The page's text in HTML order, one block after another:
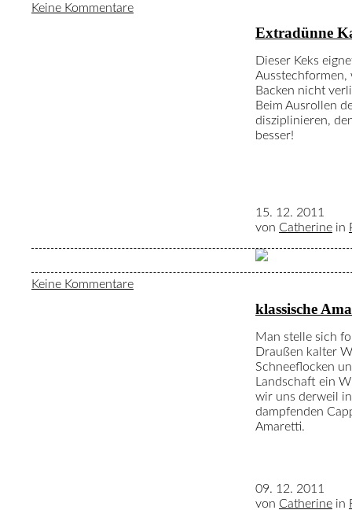
Keine Kommentare
Extradünne
Dieser Keks
Ausstechformen,
Backen nicht
Beim Ausrollen
disziplinieren,
besser!
15. 12. 2011
von Catherine in
Keine Kommentare
klassische
Man stelle sich
Draußen kalter
Schneeflocken
Landschaft ein
wir uns derweil
dampfenden
Amaretti.
09. 12. 2011
von Catherine in